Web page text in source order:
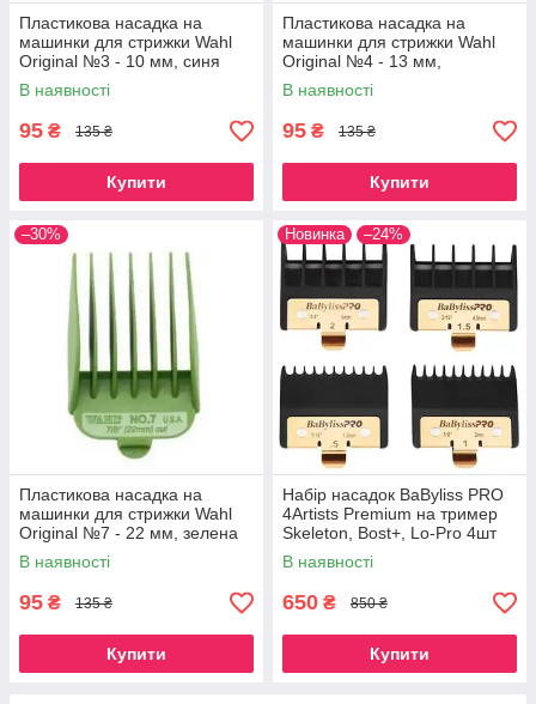
Пластикова насадка на
машинки для стрижки Wahl
Original №3 - 10 мм, синя
В наявності
95 ₴ 135 ₴
Купити
Пластикова насадка на
машинки для стрижки Wahl
Original №4 - 13 мм,
помаранчева
В наявності
95 ₴ 135 ₴
Купити
–30%
Пластикова насадка на
машинки для стрижки Wahl
Original №7 - 22 мм, зелена
В наявності
95 ₴ 135 ₴
Купити
Новинка –24%
Набір насадок BaByliss PRO
4Artists Premium на тример
Skeleton, Bost+, Lo-Pro 4шт
(FXPTGE)
В наявності
650 ₴ 850 ₴
Купити